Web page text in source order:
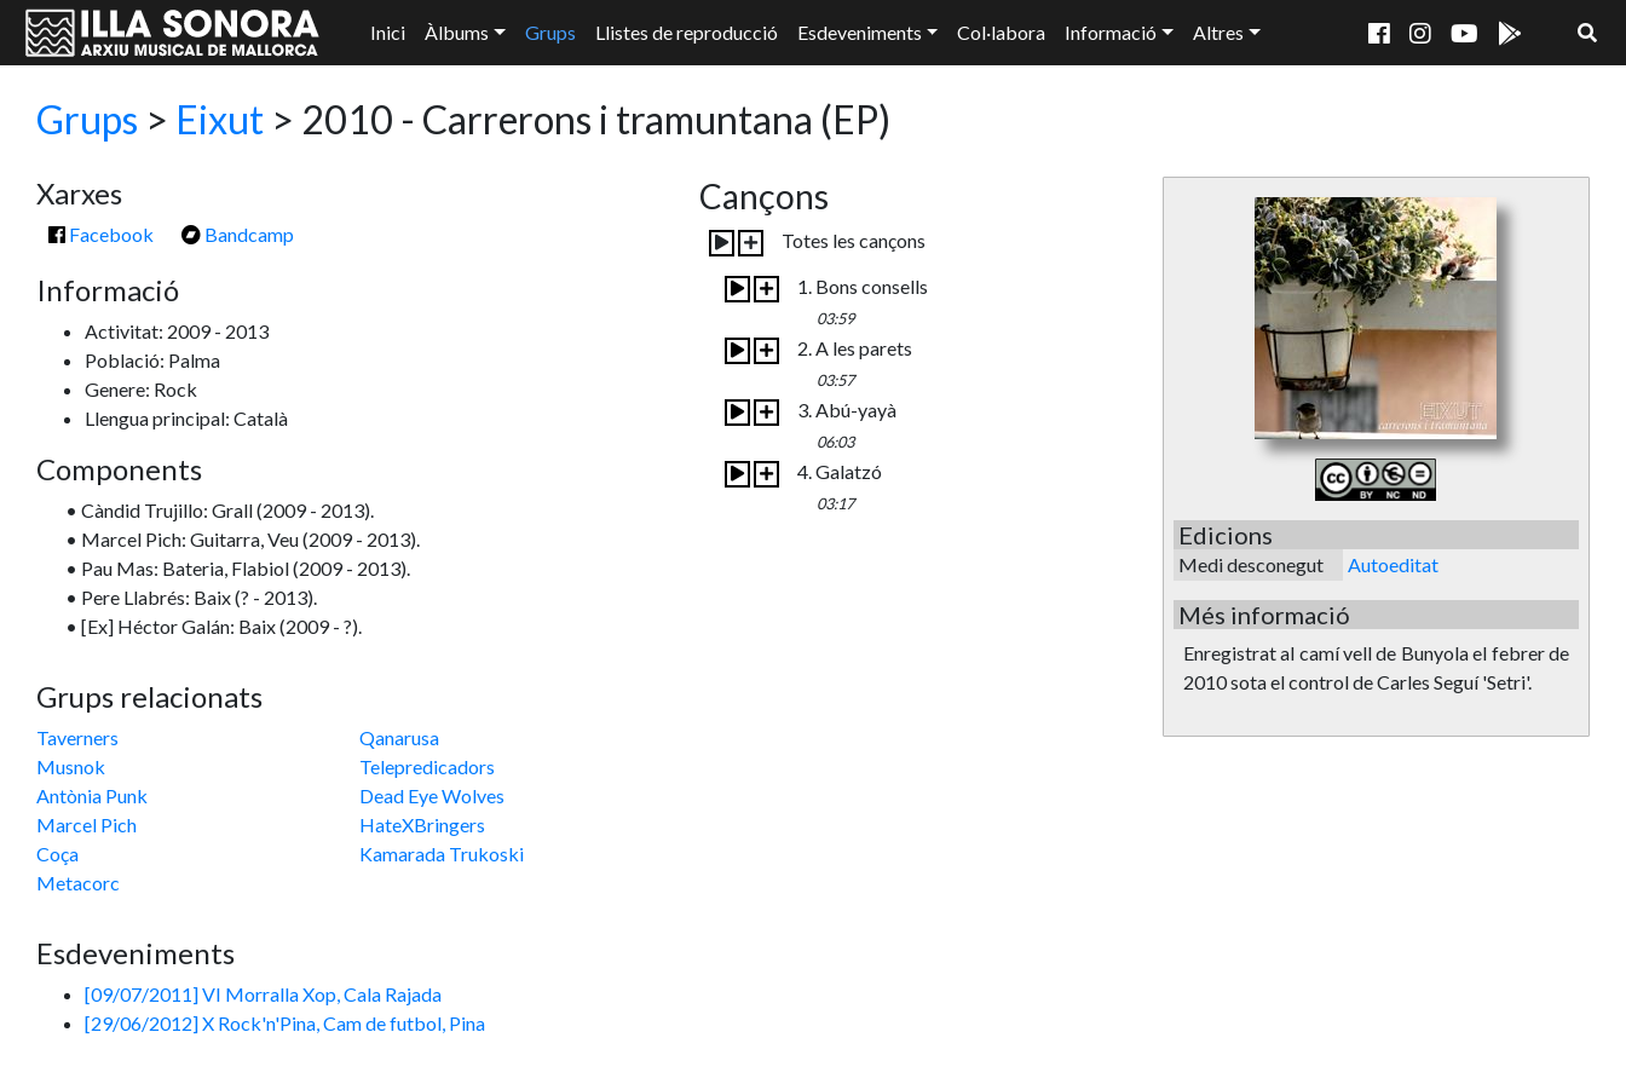
Inici Àlbums Grups Llistes de reproducció Esdeveniments Col·labora Informació Altres
Grups > Eixut > 2010 - Carrerons i tramuntana (EP)
Xarxes
Facebook Bandcamp
Informació
Activitat: 2009 - 2013
Població: Palma
Genere: Rock
Llengua principal: Català
Components
• Càndid Trujillo: Grall (2009 - 2013).
• Marcel Pich: Guitarra, Veu (2009 - 2013).
• Pau Mas: Bateria, Flabiol (2009 - 2013).
• Pere Llabrés: Baix (? - 2013).
• [Ex] Héctor Galán: Baix (2009 - ?).
Grups relacionats
Taverners
Musnok
Antònia Punk
Marcel Pich
Coça
Metacorc
Qanarusa
Telepredicadors
Dead Eye Wolves
HateXBringers
Kamarada Trukoski
Esdeveniments
[09/07/2011] VI Morralla Xop, Cala Rajada
[29/06/2012] X Rock'n'Pina, Cam de futbol, Pina
Cançons
Totes les cançons
1. Bons consells
03:59
2. A les parets
03:57
3. Abú-yayà
06:03
4. Galatzó
03:17
Edicions
Medi desconegut Autoeditat
Més informació
Enregistrat al camí vell de Bunyola el febrer de
2010 sota el control de Carles Seguí 'Setri'.